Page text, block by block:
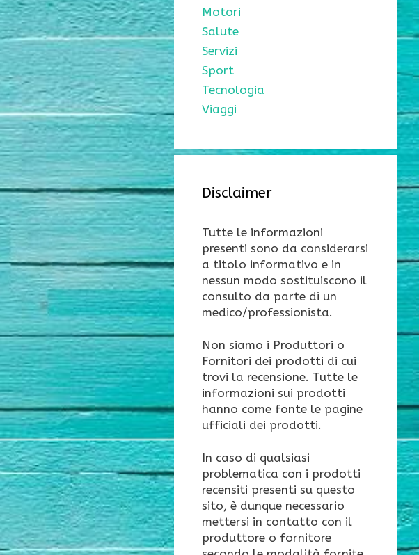
Motori
Salute
Servizi
Sport
Tecnologia
Viaggi
Disclaimer
Tutte le informazioni
presenti sono da considerarsi
a titolo informativo e in
nessun modo sostituiscono il
consulto da parte di un
medico/professionista.
Non siamo i Produttori o
Fornitori dei prodotti di cui
trovi la recensione. Tutte le
informazioni sui prodotti
hanno come fonte le pagine
ufficiali dei prodotti.
In caso di qualsiasi
problematica con i prodotti
recensiti presenti su questo
sito, è dunque necessario
mettersi in contatto con il
produttore o fornitore